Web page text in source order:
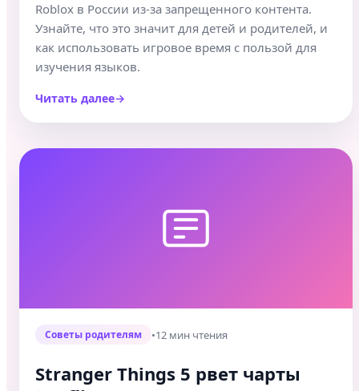
Roblox в России из-за запрещенного контента.
Узнайте, что это значит для детей и родителей, и
как использовать игровое время с пользой для
изучения языков.
Читать далее
Советы родителям •12 мин чтения
Stranger Things 5 рвет чарты